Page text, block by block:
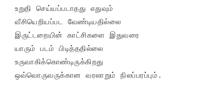
உறுதி செய்யப்படாதது எதுவும்
வீசியெறியப்பட வேண்டியதில்லை
இருட்டறையின் காட்சிகளை இதுவரை
யாரும் படம் பிடித்ததில்லை
உருவாகிக்கொண்டிருக்கிறது